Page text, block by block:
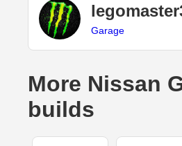
Garage
More Nissan
builds